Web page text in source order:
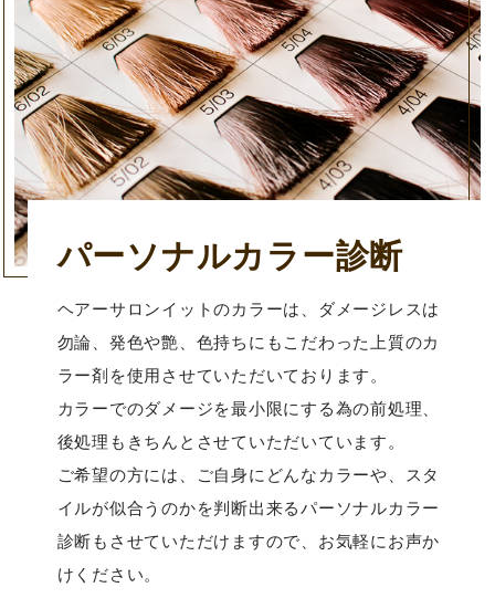
パーソナルカラー診断
ヘアーサロンイットのカラーは、ダメージレスは
勿論、発色や艶、色持ちにもこだわった上質のカ
ラー剤を使用させていただいております。
カラーでのダメージを最小限にする為の前処理、
後処理もきちんとさせていただいています。
ご希望の方には、ご自身にどんなカラーや、スタ
イルが似合うのかを判断出来るパーソナルカラー
診断もさせていただけますので、お気軽にお声か
けください。